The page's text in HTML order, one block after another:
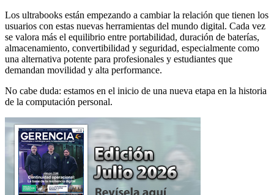
Los ultrabooks están empezando a cambiar la relación que tienen los
usuarios con estas nuevas herramientas del mundo digital. Cada vez
se valora más el equilibrio entre portabilidad, duración de baterías,
almacenamiento, convertibilidad y seguridad, especialmente como
una alternativa potente para profesionales y estudiantes que
demandan movilidad y alta performance.
No cabe duda: estamos en el inicio de una nueva etapa en la historia
de la computación personal.